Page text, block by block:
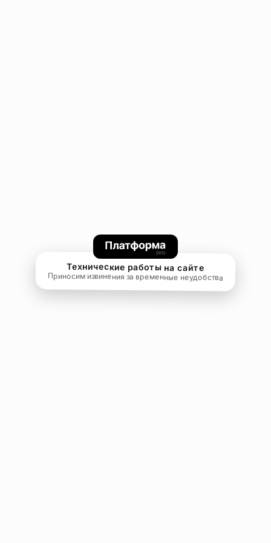
Технические работы на сайте
Приносим извинения за временные неудобства